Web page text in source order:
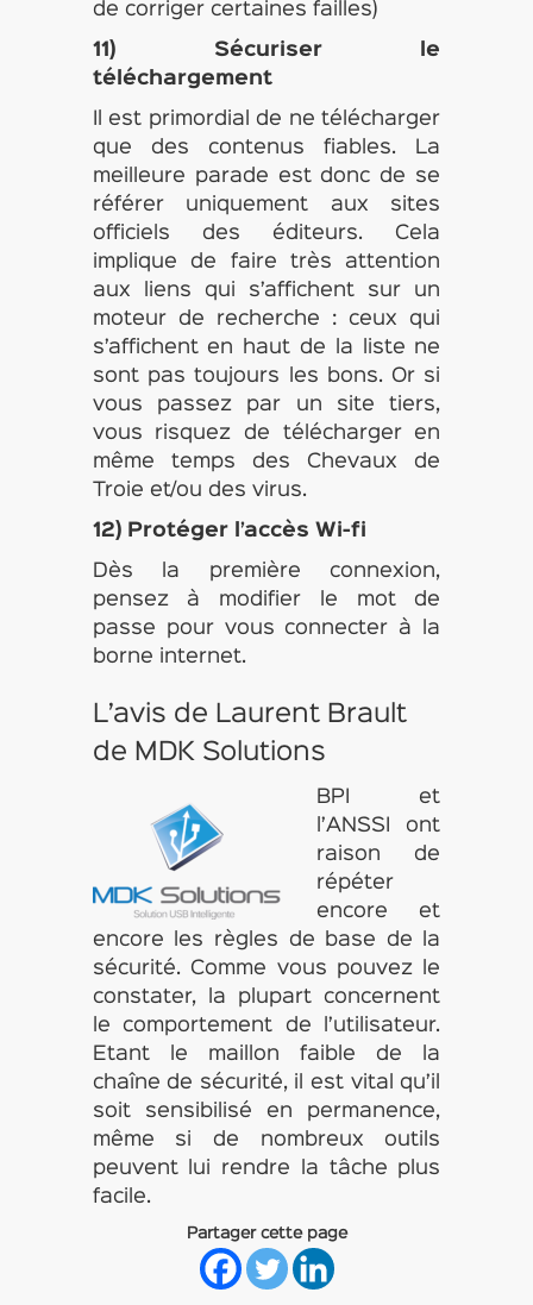
de corriger certaines failles)
11) Sécuriser le
téléchargement
Il est primordial de ne télécharger
que des contenus fiables. La
meilleure parade est donc de se
référer uniquement aux sites
officiels des éditeurs. Cela
implique de faire très attention
aux liens qui s’affichent sur un
moteur de recherche : ceux qui
s’affichent en haut de la liste ne
sont pas toujours les bons. Or si
vous passez par un site tiers,
vous risquez de télécharger en
même temps des Chevaux de
Troie et/ou des virus.
12) Protéger l’accès Wi-fi
Dès la première connexion,
pensez à modifier le mot de
passe pour vous connecter à la
borne internet.
L’avis de Laurent Brault
de MDK Solutions
BPI et
l’ANSSI ont
raison de
répéter
encore et
encore les règles de base de la
sécurité. Comme vous pouvez le
constater, la plupart concernent
le comportement de l’utilisateur.
Etant le maillon faible de la
chaîne de sécurité, il est vital qu’il
soit sensibilisé en permanence,
même si de nombreux outils
peuvent lui rendre la tâche plus
facile.
Partager cette page